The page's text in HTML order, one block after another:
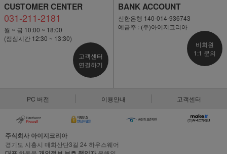
CUSTOMER CENTER
031-211-2181
월 ~ 금 10:00 ~ 18:00
(점심시간 12:30 ~ 13:30)
고객센터
연결하기
BANK ACCOUNT
신한은행 140-014-936743
예금주 : (주)아이지코리아
비회원
1:1 문의
PC 버전 이용안내 고객센터
주식회사 아이지코리아
경기도 시흥시 매화산단3길 24 하우스웨어